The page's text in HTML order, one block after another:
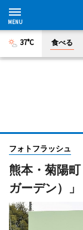
37°C 食べる
フォトフラッシュ
熊本・菊陽
ガーデン）